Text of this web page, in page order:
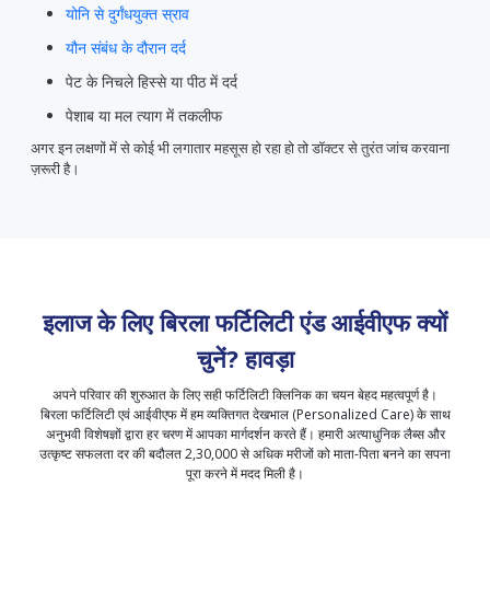
योनि से दुर्गंधयुक्त स्राव
यौन संबंध के दौरान दर्द
पेट के निचले हिस्से या पीठ में दर्द
पेशाब या मल त्याग में तकलीफ
अगर इन लक्षणों में से कोई भी लगातार महसूस हो रहा हो तो डॉक्टर से तुरंत जांच करवाना
ज़रूरी है।
इलाज के लिए बिरला फर्टिलिटी एंड आईवीएफ क्यों
चुनें? हावड़ा
अपने परिवार की शुरुआत के लिए सही फर्टिलिटी क्लिनिक का चयन बेहद महत्वपूर्ण है।
बिरला फर्टिलिटी एवं आईवीएफ में हम व्यक्तिगत देखभाल (Personalized Care) के साथ
अनुभवी विशेषज्ञों द्वारा हर चरण में आपका मार्गदर्शन करते हैं। हमारी अत्याधुनिक लैब्स और
उत्कृष्ट सफलता दर की बदौलत 2,30,000 से अधिक मरीजों को माता-पिता बनने का सपना
पूरा करने में मदद मिली है।